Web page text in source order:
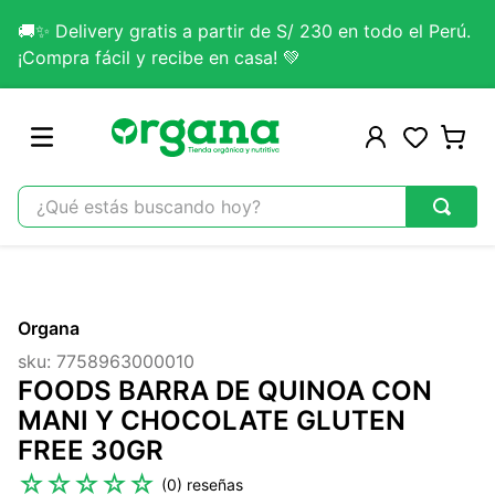
🚚✨ Delivery gratis a partir de S/ 230 en todo el Perú.
¡Compra fácil y recibe en casa! 💚
¿Qué estás buscando hoy?
2.
citrato magnesio
3.
colageno
.
lab nutrition
5.
kefir
6 .
glicinato magnesio
Organa
sku: 7758963000010
FOODS BARRA DE QUINOA CON
MANI Y CHOCOLATE GLUTEN
FREE 30GR
☆☆☆☆☆ (0)